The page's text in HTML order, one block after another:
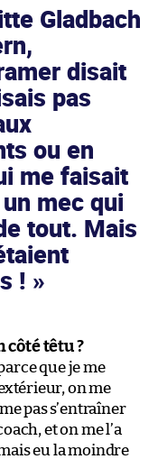
Gladbach
disait
pas
ou en
me faisait
mec qui
tout. Mais
!
côté têtu ?
que je me
on me
pas s’entraîner
et on me l’a
eu la moindre